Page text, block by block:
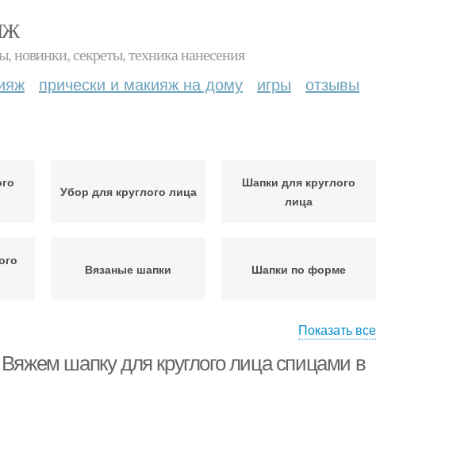
новинки, секреты, техника нанесения
прически и макияж на дому игры отзывы
Убор для круглого лица
Шапки для круглого
лица
Вязаные шапки Шапки по форме
лица
Шляпы для круглого
лица
Показать все
шапку для круглого лица спицами в